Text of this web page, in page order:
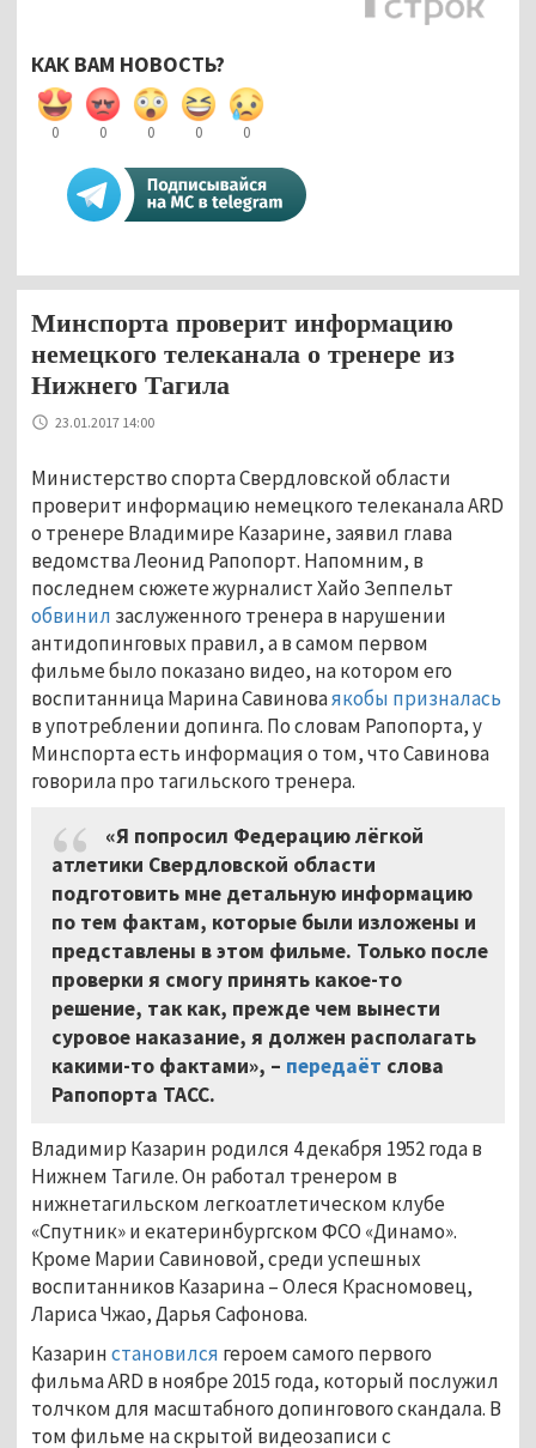
КАК ВАМ НОВОСТЬ?
0 0 0 0 0
Минспорта проверит информацию
немецкого телеканала о тренере из
Нижнего Тагила
23.01.2017 14:00
Министерство спорта Свердловской области
проверит информацию немецкого телеканала ARD
о тренере Владимире Казарине, заявил глава
ведомства Леонид Рапопорт. Напомним, в
последнем сюжете журналист Хайо Зеппельт
обвинил заслуженного тренера в нарушении
антидопинговых правил, а в самом первом
фильме было показано видео, на котором его
воспитанница Марина Савиноваякобы призналась
в употреблении допинга. По словам Рапопорта, у
Минспорта есть информация о том, что Савинова
говорила про тагильского тренера.
«Я попросил Федерацию лёгкой
атлетики Свердловской области
подготовить мне детальную информацию
по тем фактам, которые были изложены и
представлены в этом фильме. Только после
проверки я смогу принять какое-то
решение, так как, прежде чем вынести
суровое наказание, я должен располагать
какими-то фактами», – передаёт слова
Рапопорта ТАСС.
Владимир Казарин родился 4 декабря 1952 года в
Нижнем Тагиле. Он работал тренером в
нижнетагильском легкоатлетическом клубе
«Спутник» и екатеринбургском ФСО «Динамо».
Кроме Марии Савиновой, среди успешных
воспитанников Казарина – Олеся Красномовец,
Лариса Чжао, Дарья Сафонова.
Казаринстановился героем самого первого
фильма ARD в ноябре 2015 года, который послужил
толчком для масштабного допингового скандала. В
том фильме на скрытой видеозаписи с